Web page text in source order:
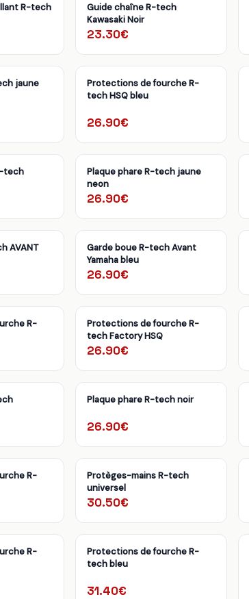
R-tech
Guide chaîne R-tech
Kawasaki Noir
23.30€
jaune
Protections de fourche R-
tech HSQ bleu
26.90€
tech
Plaque phare R-tech jaune
neon
26.90€
AVANT
Garde boue R-tech Avant
Yamaha bleu
26.90€
R-
Protections de fourche R-
tech Factory HSQ
26.90€
Plaque phare R-tech noir
26.90€
R-
Protèges-mains R-tech
universel
30.50€
R-
Protections de fourche R-
tech bleu
31.40€